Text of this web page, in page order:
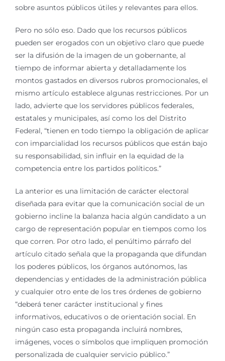
sobre asuntos públicos útiles y relevantes para ellos.
Pero no sólo eso. Dado que los recursos públicos
pueden ser erogados con un objetivo claro que puede
ser la difusión de la imagen de un gobernante, al
tiempo de informar abierta y detalladamente los
montos gastados en diversos rubros promocionales, el
mismo artículo establece algunas restricciones. Por un
lado, advierte que los servidores públicos federales,
estatales y municipales, así como los del Distrito
Federal, “tienen en todo tiempo la obligación de aplicar
con imparcialidad los recursos públicos que están bajo
su responsabilidad, sin influir en la equidad de la
competencia entre los partidos políticos.”
La anterior es una limitación de carácter electoral
diseñada para evitar que la comunicación social de un
gobierno incline la balanza hacia algún candidato a un
cargo de representación popular en tiempos como los
que corren. Por otro lado, el penúltimo párrafo del
artículo citado señala que la propaganda que difundan
los poderes públicos, los órganos autónomos, las
dependencias y entidades de la administración pública
y cualquier otro ente de los tres órdenes de gobierno
“deberá tener carácter institucional y fines
informativos, educativos o de orientación social. En
ningún caso esta propaganda incluirá nombres,
imágenes, voces o símbolos que impliquen promoción
personalizada de cualquier servicio público.”